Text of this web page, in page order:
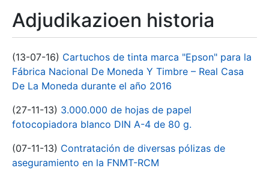
Adjudikazioen historia
(13-07-16) Cartuchos de tinta marca "Epson" para la
Fábrica Nacional De Moneda Y Timbre – Real Casa
De La Moneda durante el año 2016
(27-11-13) 3.000.000 de hojas de papel
fotocopiadora blanco DIN A-4 de 80 g.
(07-11-13) Contratación de diversas pólizas de
aseguramiento en la FNMT-RCM